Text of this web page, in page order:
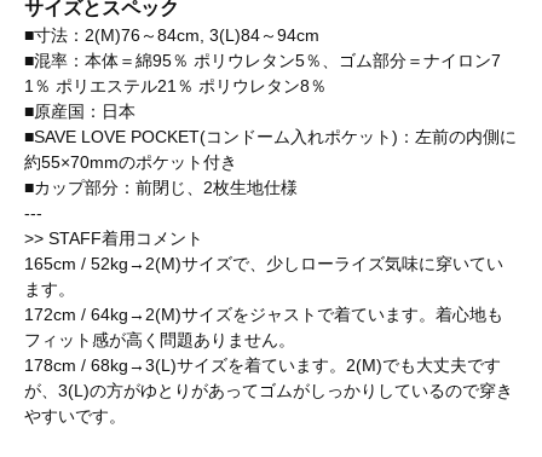
サイズとスペック
■寸法：2(M)76～84cm, 3(L)84～94cm
■混率：本体＝綿95％ ポリウレタン5％、ゴム部分＝ナイロン7
1％ ポリエステル21％ ポリウレタン8％
■原産国：日本
■SAVE LOVE POCKET(コンドーム入れポケット)：左前の内側に
約55×70mmのポケット付き
■カップ部分：前閉じ、2枚生地仕様
---
>> STAFF着用コメント
165cm / 52kg→2(M)サイズで、少しローライズ気味に穿いてい
ます。
172cm / 64kg→2(M)サイズをジャストで着ています。着心地も
フィット感が高く問題ありません。
178cm / 68kg→3(L)サイズを着ています。2(M)でも大丈夫です
が、3(L)の方がゆとりがあってゴムがしっかりしているので穿き
やすいです。